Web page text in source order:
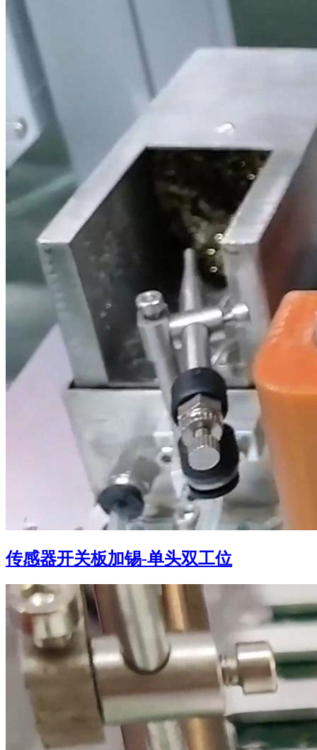
传感器开关板加锡-单头双工位